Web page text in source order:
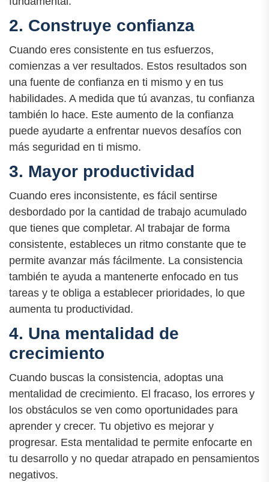
2. Construye confianza
Cuando eres consistente en tus esfuerzos,
comienzas a ver resultados. Estos resultados son
una fuente de confianza en ti mismo y en tus
habilidades. A medida que tú avanzas, tu confianza
también lo hace. Este aumento de la confianza
puede ayudarte a enfrentar nuevos desafíos con
más seguridad en ti mismo.
3. Mayor productividad
Cuando eres inconsistente, es fácil sentirse
desbordado por la cantidad de trabajo acumulado
que tienes que completar. Al trabajar de forma
consistente, estableces un ritmo constante que te
permite avanzar más fácilmente. La consistencia
también te ayuda a mantenerte enfocado en tus
tareas y te obliga a establecer prioridades, lo que
aumenta tu productividad.
4. Una mentalidad de
crecimiento
Cuando buscas la consistencia, adoptas una
mentalidad de crecimiento. El fracaso, los errores y
los obstáculos se ven como oportunidades para
aprender y crecer. Tu objetivo es mejorar y
progresar. Esta mentalidad te permite enfocarte en
tu desarrollo y no quedar atrapado en pensamientos
negativos.